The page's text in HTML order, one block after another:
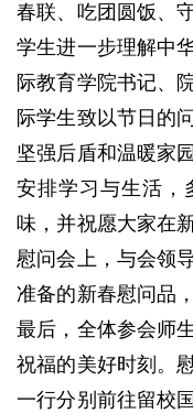
春联、吃团圆饭、
学生进一步理解中
际教育学院书记、
际学生致以节日的
坚强后盾和温暖家
安排学习与生活，
味，并祝愿大家在
慰问会上，与会领
准备的新春慰问品
最后，全体参会师
祝福的美好时刻。
一行分别前往留校